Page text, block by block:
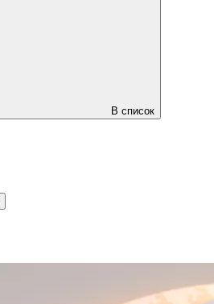
В список